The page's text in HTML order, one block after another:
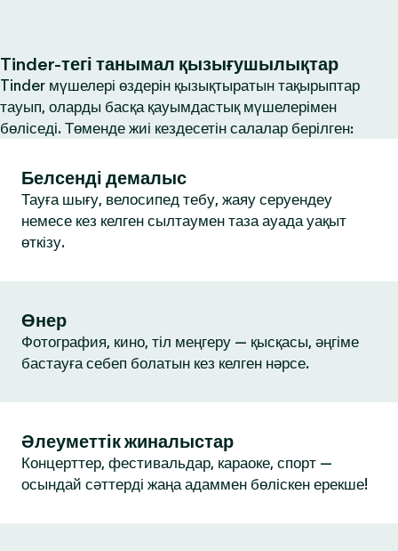
Tinder-тегі танымал қызығушылықтар
Tinder мүшелері өздерін қызықтыратын тақырыптар
тауып, оларды басқа қауымдастық мүшелерімен
бөліседі. Төменде жиі кездесетін салалар берілген:
Белсенді демалыс
Тауға шығу, велосипед тебу, жаяу серуендеу
немесе кез келген сылтаумен таза ауада уақыт
өткізу.
Өнер
Фотография, кино, тіл меңгеру — қысқасы, әңгіме
бастауға себеп болатын кез келген нәрсе.
Әлеуметтік жиналыстар
Концерттер, фестивальдар, караоке, спорт —
осындай сәттерді жаңа адаммен бөліскен ерекше!